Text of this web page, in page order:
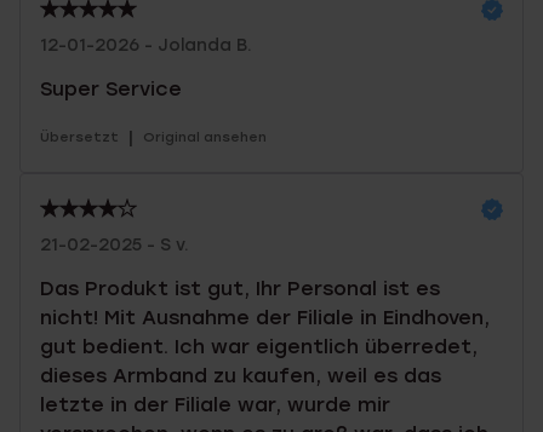
12-01-2026 - Jolanda B.
Super Service
Übersetzt | Original ansehen
21-02-2025 - S v.
Das Produkt ist gut, Ihr Personal ist es
nicht! Mit Ausnahme der Filiale in Eindhoven,
gut bedient. Ich war eigentlich überredet,
dieses Armband zu kaufen, weil es das
letzte in der Filiale war, wurde mir